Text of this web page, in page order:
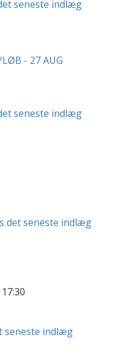
seneste indlæg
- 27 AUG
seneste indlæg
det seneste indlæg
seneste indlæg